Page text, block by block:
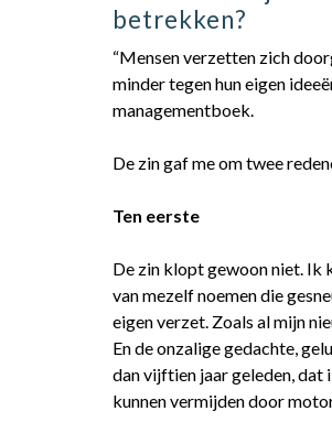
betrekken?
“Mensen verzetten zich
minder tegen hun eigen
managementboek.
De zin gaf me om twee
Ten eerste
De zin klopt gewoon niet. Ik
van mezelf noemen die
eigen verzet. Zoals al mijn
En de onzalige gedachte,
dan vijftien jaar geleden, dat
kunnen vermijden door